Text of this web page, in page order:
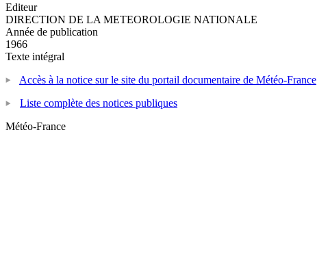
Editeur
DIRECTION DE LA METEOROLOGIE NATIONALE
Année de publication
1966
Texte intégral
Accès à la notice sur le site du portail documentaire de Météo-France
Liste complète des notices publiques
Météo-France